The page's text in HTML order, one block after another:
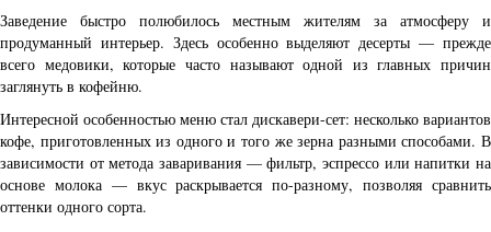
Заведение быстро полюбилось местным жителям за атмосферу и
продуманный интерьер. Здесь особенно выделяют десерты — прежде
всего медовики, которые часто называют одной из главных причин
заглянуть в кофейню.
Интересной особенностью меню стал дискавери-сет: несколько вариантов
кофе, приготовленных из одного и того же зерна разными способами. В
зависимости от метода заваривания — фильтр, эспрессо или напитки на
основе молока — вкус раскрывается по-разному, позволяя сравнить
оттенки одного сорта.